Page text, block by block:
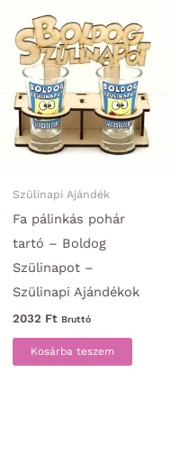
Szülinapi Ajándék
Fa pálinkás pohár
tartó – Boldog
Szülinapot –
Szülinapi Ajándékok
2032 Ft Bruttó
Kosárba teszem